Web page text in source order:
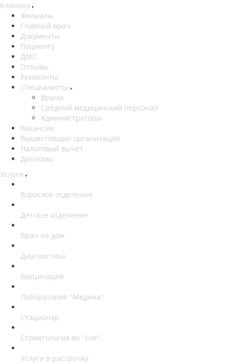
Клиника
Филиалы
Главный врач
Документы
Пациенту
ДМС
Отзывы
Реквизиты
Специалисты
Врачи
Средний медицинский персонал
Администраторы
Вакансии
Вышестоящие организации
Налоговый вычет
Дипломы
Услуги
Взрослое отделение
Детское отделение
Врач на дом
Диагностика
Вакцинация
Лаборатория "Медина"
Стационар
Стоматология во "сне".
Услуги в рассрочку